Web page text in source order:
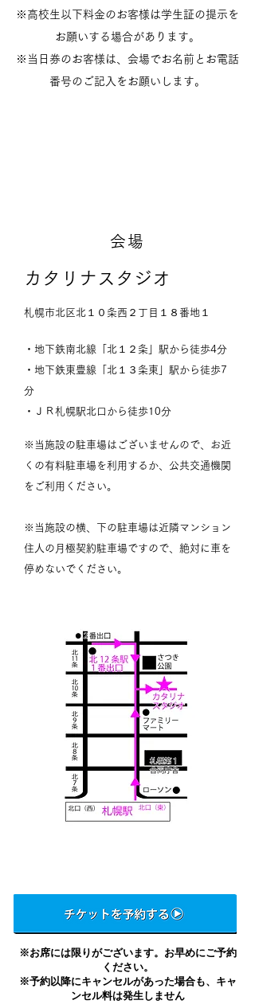
※高校生以下料金のお客様は学生証の提示を
お願いする場合があります。
※当日券のお客様は、会場でお名前とお電話
番号のご記入をお願いします。
会場
カタリナスタジオ
札幌市北区北１０条西２丁目１８番地１
・地下鉄南北線「北１２条」駅から徒歩4分
・地下鉄東豊線「北１３条東」駅から徒歩7
分
・ＪＲ札幌駅北口から徒歩10分
※当施設の駐車場はございませんので、お近
くの有料駐車場を利用するか、公共交通機関
をご利用ください。
※当施設の横、下の駐車場は近隣マンション
住人の月極契約駐車場ですので、絶対に車を
停めないでください。
※お席には限りがございます。お早めにご予約
ください。
※予約以降にキャンセルがあった場合も、キャ
ンセル料は発生しません